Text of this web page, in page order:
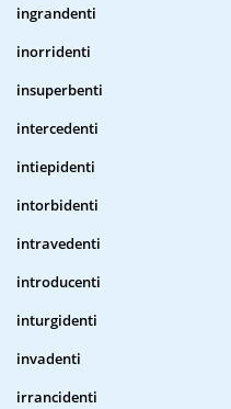
ingrandenti
inorridenti
insuperbenti
intercedenti
intiepidenti
intorbidenti
intravedenti
introducenti
inturgidenti
invadenti
irrancidenti